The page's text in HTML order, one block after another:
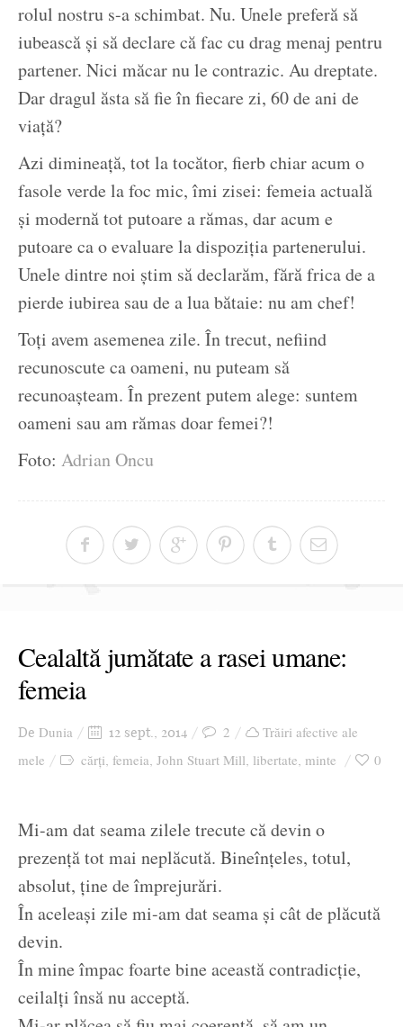
rolul nostru s-a schimbat. Nu. Unele preferă să
iubească și să declare că fac cu drag menaj pentru
partener. Nici măcar nu le contrazic. Au dreptate.
Dar dragul ăsta să fie în fiecare zi, 60 de ani de
viață?
Azi dimineață, tot la tocător, fierb chiar acum o
fasole verde la foc mic, îmi zisei: femeia actuală
și modernă tot putoare a rămas, dar acum e
putoare ca o evaluare la dispoziția partenerului.
Unele dintre noi știm să declarăm, fără frica de a
pierde iubirea sau de a lua bătaie: nu am chef!
Toți avem asemenea zile. În trecut, nefiind
recunoscute ca oameni, nu puteam să
recunoașteam. În prezent putem alege: suntem
oameni sau am rămas doar femei?!
Foto: Adrian Oncu
Cealaltă jumătate a rasei umane:
femeia
De Dunia 12 sept., 2014 2
Trăiri afective ale
mele
cărți, femeia, John Stuart Mill, libertate, minte 0
Mi-am dat seama zilele trecute că devin o
prezență tot mai neplăcută. Bineînțeles, totul,
absolut, ține de împrejurări.
În aceleași zile mi-am dat seama și cât de plăcută
devin.
În mine împac foarte bine această contradicție,
ceilalți însă nu acceptă.